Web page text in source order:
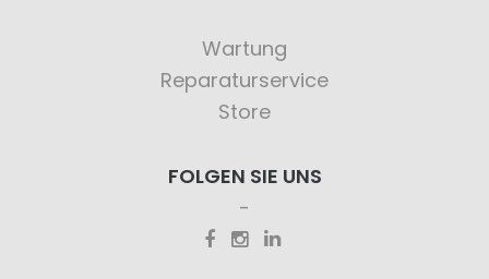
Wartung
Reparaturservice
Store
FOLGEN SIE UNS